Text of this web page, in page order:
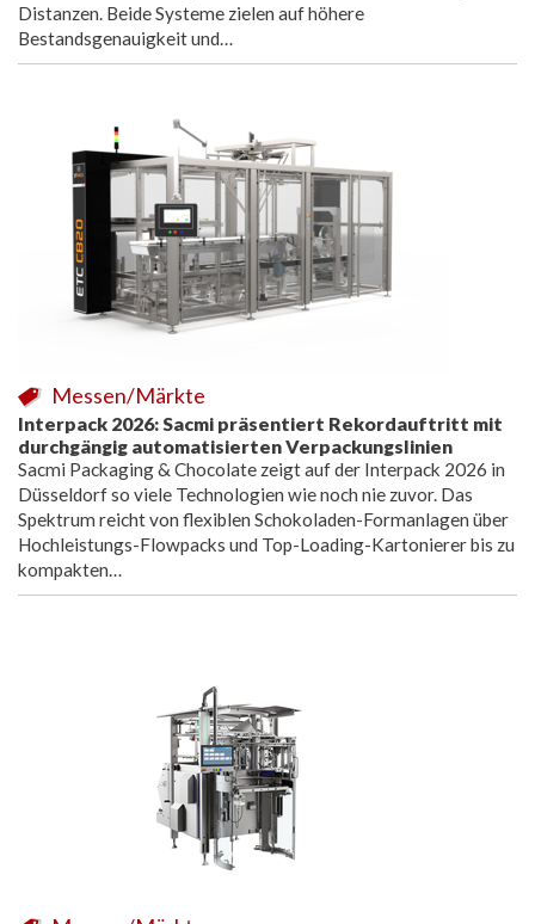
Distanzen. Beide Systeme zielen auf höhere
Bestandsgenauigkeit und…
Interpack 2026: Sacmi präsentiert Rekordauftritt mit
durchgängig automatisierten Verpackungslinien
Messen/Märkte
Sacmi Packaging & Chocolate zeigt auf der Interpack 2026 in
Düsseldorf so viele Technologien wie noch nie zuvor. Das
Spektrum reicht von flexiblen Schokoladen-Formanlagen über
Hochleistungs-Flowpacks und Top-Loading-Kartonierer bis zu
kompakten…